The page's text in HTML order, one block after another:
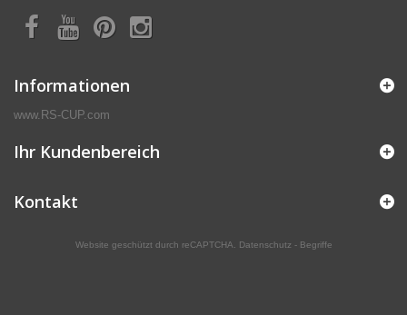
Informationen
www.RS-CUP.com
Ihr Kundenbereich
Kontakt
Website geschützt durch reCAPTCHA. Datenschutz - Begriffe